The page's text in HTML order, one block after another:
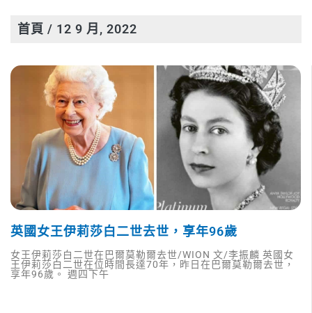
首頁 / 12 9 月, 2022
英國女王伊莉莎白二世去世，享年96歲
女王伊莉莎白二世在巴爾莫勒爾去世/WION 文/李振麟 英國女
王伊莉莎白二世在位時間長達70年，昨日在巴爾莫勒爾去世，
享年96歲。 週四下午